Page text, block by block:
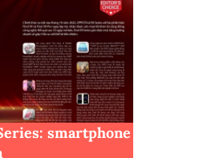
smartphone